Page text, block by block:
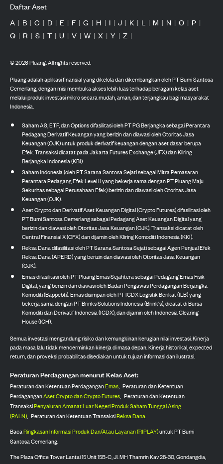
Daftar Aset
A | B | C | D | E | F | G | H | I | J | K | L | M | N | O | P |
Q | R | S | T | U | V | W | X | Y | Z |
©2026Pluang. All rights reserved.
Pluang adalah aplikasi finansial yang dikelola dan dikembangkan oleh PT Bumi Santosa
Cemerlang, dengan misi membuka akses lebih luas terhadap beragam kelas aset
melalui produk investasi mikro secara mudah, aman, dan terjangkau bagi masyarakat
Indonesia.
Saham AS, ETF, dan Options difasilitasi oleh PT PG Berjangka sebagai Perantara
Pedagang Derivatif Keuangan yang berizin dan diawasi oleh Otoritas Jasa
Keuangan (OJK) untuk produk derivatif keuangan dengan aset dasar berupa
Efek. Transaksi dicatat pada Jakarta Futures Exchange (JFX) dan Kliring
Berjangka Indonesia (KBI).
Saham Indonesia (oleh PT Sarana Santosa Sejati sebagai Mitra Pemasaran
Perantara Pedagang Efek Level II yang bekerja sama dengan PT Pluang Maju
Sekuritas sebagai Perusahaan Efek) berizin dan diawasi oleh Otoritas Jasa
Keuangan (OJK).
Aset Crypto dan Derivatif Aset Keuangan Digital (Crypto Futures) difasilitasi oleh
PT Bumi Santosa Cemerlang sebagai Pedagang Aset Keuangan Digital yang
berizin dan diawasi oleh Otoritas Jasa Keuangan (OJK). Transaksi dicatat oleh
Central Finansial X (CFX) dan dijamin oleh Kliring Komoditi Indonesia (KKI).
Reksa Dana difasilitasi oleh PT Sarana Santosa Sejati sebagai Agen Penjual Efek
Reksa Dana (APERD) yang berizin dan diawasi oleh Otoritas Jasa Keuangan
(OJK).
Emas difasilitasi oleh PT Pluang Emas Sejahtera sebagai Pedagang Emas Fisik
Digital, yang berizin dan diawasi oleh Badan Pengawas Perdagangan Berjangka
Komoditi (Bappebti). Emas disimpan oleh PT ICDX Logistik Berikat (ILB) yang
bekerja sama dengan PT Brinks Solutions Indonesia (Brink's), dicatat di Bursa
Komoditi dan Derivatif Indonesia (ICDX), dan dijamin oleh Indonesia Clearing
House (ICH).
Semua investasi mengandung risiko dan kemungkinan kerugian nilai investasi. Kinerja
pada masa lalu tidak mencerminkan kinerja di masa depan. Kinerja historikal, expected
return, dan proyeksi probabilitas disediakan untuk tujuan informasi dan ilustrasi.
Peraturan Perdagangan menurut Kelas Aset:
Peraturan dan Ketentuan PerdaganganEmas, Peraturan dan Ketentuan
PerdaganganAset Crypto dan Crypto Futures, Peraturan dan Ketentuan
TransaksiPenyaluran Amanat Luar Negeri Produk Saham Tunggal Asing
(PALN), Peraturan dan Ketentuan TransaksiReksa Dana.
BacaRingkasan Informasi Produk Dan/Atau Layanan (RIPLAY)untuk PT Bumi
Santosa Cemerlang.
The Plaza Office Tower Lantai 15 Unit 15B-C, Jl. MH Thamrin Kav 28-30, Gondangdia,